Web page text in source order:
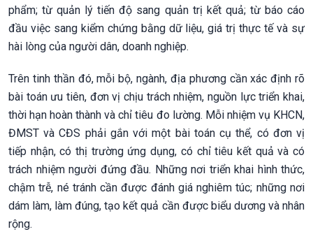
phẩm; từ quản lý tiến độ sang quản trị kết quả; từ báo cáo
đầu việc sang kiểm chứng bằng dữ liệu, giá trị thực tế và sự
hài lòng của người dân, doanh nghiệp.
Trên tinh thần đó, mỗi bộ, ngành, địa phương cần xác định rõ
bài toán ưu tiên, đơn vị chịu trách nhiệm, nguồn lực triển khai,
thời hạn hoàn thành và chỉ tiêu đo lường. Mỗi nhiệm vụ KHCN,
ĐMST và CĐS phải gắn với một bài toán cụ thể, có đơn vị
tiếp nhận, có thị trường ứng dụng, có chỉ tiêu kết quả và có
trách nhiệm người đứng đầu. Những nơi triển khai hình thức,
chậm trễ, né tránh cần được đánh giá nghiêm túc; những nơi
dám làm, làm đúng, tạo kết quả cần được biểu dương và nhân
rộng.